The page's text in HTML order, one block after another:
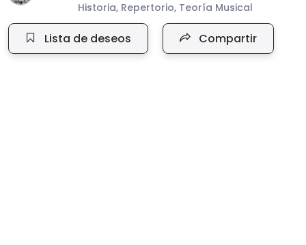
Historia, Repertorio, Teoría Musical
Lista de deseos Compartir